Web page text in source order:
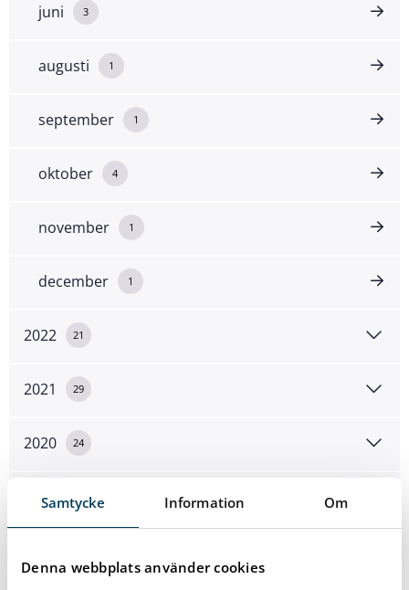
Samtycke Information Om
Denna webbplats använder cookies
juni 3
augusti 1
september 1
oktober 4
november 1
december 1
2022 21
2021 29
2020 24
2019